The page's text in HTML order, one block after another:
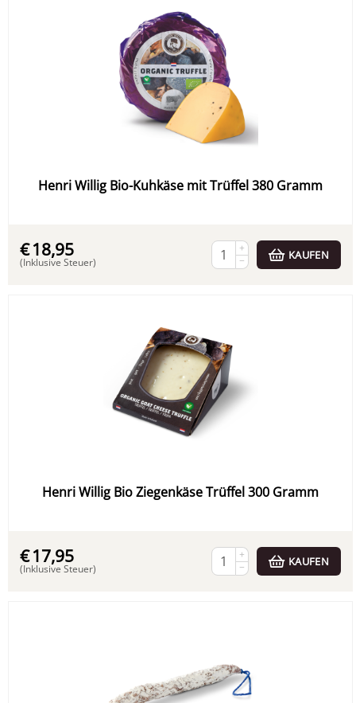
Henri Willig Bio-Kuhkäse mit Trüffel 380 Gramm
€18,95
(Inklusive Steuer)
+
−
KAUFEN
Henri Willig Bio Ziegenkäse Trüffel 300 Gramm
€17,95
(Inklusive Steuer)
+
−
KAUFEN